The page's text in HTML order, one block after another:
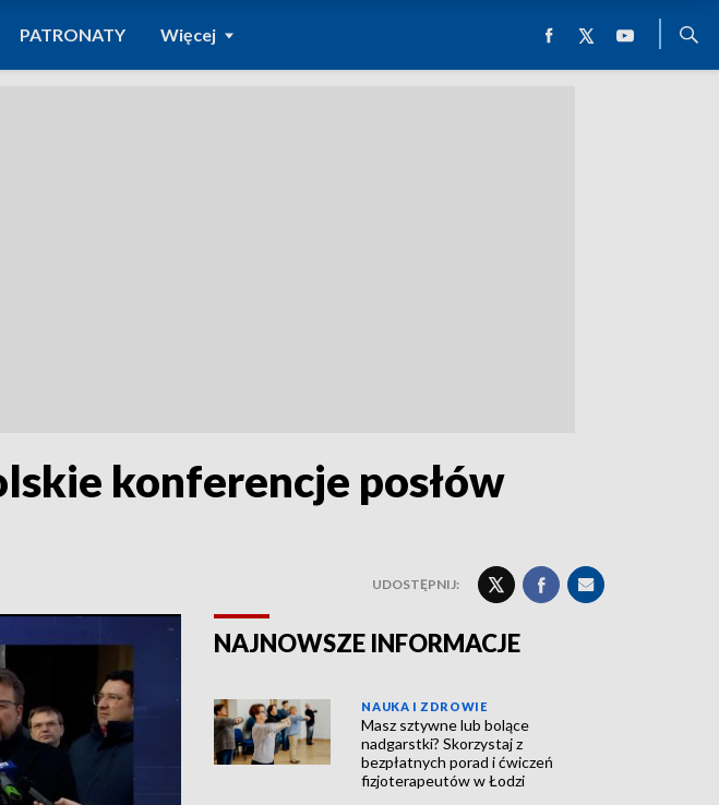
PATRONATY Więcej
konferencje posłów
UDOSTĘPNIJ:
NAJNOWSZE INFORMACJE
NAUKA I ZDROWIE
Masz sztywne lub bolące
nadgarstki? Skorzystaj z
bezpłatnych porad i ćwiczeń
fizjoterapeutów w Łodzi